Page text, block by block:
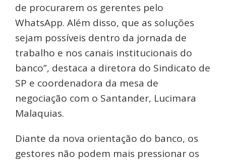
de procurarem os gerentes pelo
WhatsApp. Além disso, que as soluções
sejam possíveis dentro da jornada de
trabalho e nos canais institucionais do
banco”, destaca a diretora do Sindicato de
SP e coordenadora da mesa de
negociação com o Santander, Lucimara
Malaquias.
Diante da nova orientação do banco, os
gestores não podem mais pressionar os